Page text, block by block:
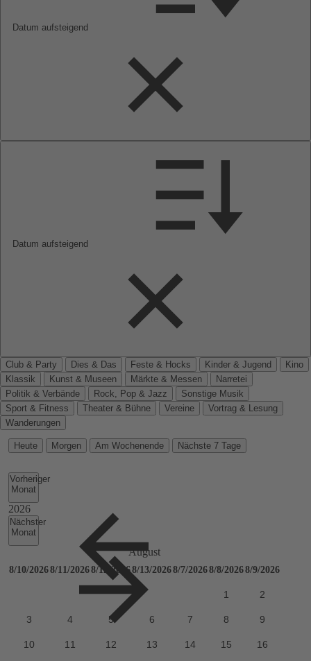
Datum aufsteigend
Datum aufsteigend
Club & Party Dies & Das Feste & Hocks Kinder & Jugend
Kino
Klassik
Kunst & Museen Märkte & Messen
Narretei
Politik & Verbände
Rock, Pop & Jazz
Sonstige Musik
Sport & Fitness
Theater & Bühne Vereine
Vortrag & Lesung
Wanderungen
Heute Morgen Am Wochenende Nächste 7 Tage
Vorheriger
Monat
Nächster
Monat